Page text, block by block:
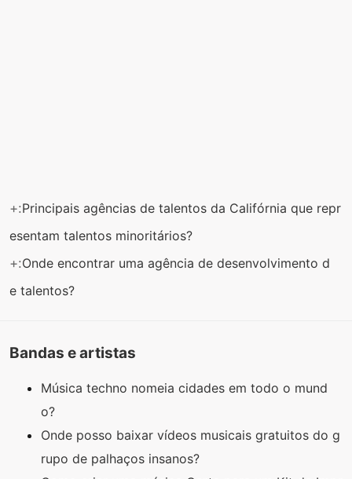
+:Principais agências de talentos da Califórnia que repr
esentam talentos minoritários?
+:Onde encontrar uma agência de desenvolvimento d
e talentos?
Bandas e artistas
Música techno nomeia cidades em todo o mund
o?
Onde posso baixar vídeos musicais gratuitos do g
rupo de palhaços insanos?